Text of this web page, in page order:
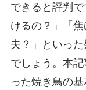
できると評判
けるの？」「
夫？」といっ
でしょう。本
った焼き鳥の